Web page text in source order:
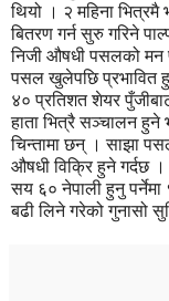
थियो । २ महिना
बितरण गर्न सुरु गरिने
निजी औषधी पसलको मन
पसल खुलेपछि प्रभावित
४० प्रतिशत शेयर
हाता भित्रै सञ्चालन हुने
चिन्तामा छन् । साझा
औषधी विक्रि हुने गर्दछ
सय ६० नेपाली हुनु
बढी लिने गरेको गुनासो